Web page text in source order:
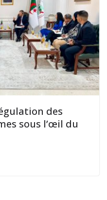
des
sous l’œil du